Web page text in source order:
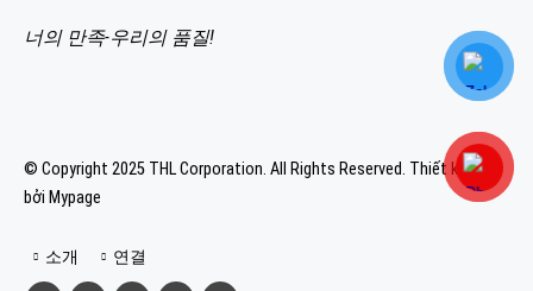
너의 만족-우리의 품질!
© Copyright 2025 THL Corporation. All Rights Reserved. Thiết kế web
bởi Mypage
소개 연결